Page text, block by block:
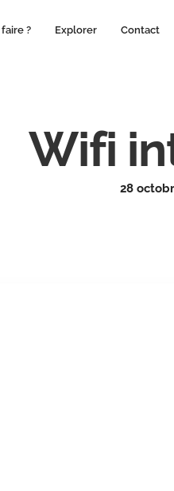
? Explorer Contact
Wifi
28